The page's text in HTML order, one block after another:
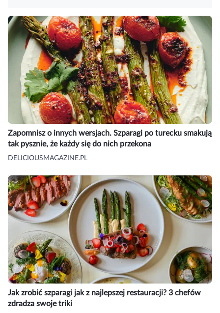
Zapomnisz o innych wersjach. Szparagi po turecku smakują
tak pysznie, że każdy się do nich przekona
DELICIOUSMAGAZINE.PL
Jak zrobić szparagi jak z najlepszej restauracji? 3 chefów
zdradza swoje triki